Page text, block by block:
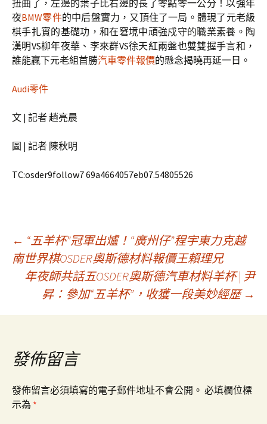
扭曲了，左邊的葉子比右邊的長了零點零一公分！以強年
夜BMW零件的中后盤實力，又頂住了一局。體現了元老級
棋手扎實的基礎功，和在窘境中頑強戍守的職業素養。陶
漢明VS柳年夜華、李來群VS徐天紅兩盤也雙雙握手言和，
誰能贏下元老組首勝汽車零件報價的懸念揭曉再延一日。
Audi零件
文 | 記者 趙亮晨
圖 | 記者 陳秋明
TC:osder9follow7 69a4664057eb07.54805526
文
章
導
覽
← “五羊杯”冠軍出爐！“廣州仔”程宇東力克越
南世界棋OSDER奧斯德材料報價王賴理兄
年夜師共話五OSDER奧斯德汽車材料羊杯 | 尹
昇：參加“五羊杯”，收獲一段美妙經歷 →
發佈留言
發佈留言必須填寫的電子郵件地址不會公開。 必填欄位標
示為 *